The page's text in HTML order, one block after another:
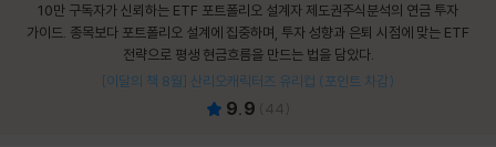
10만 구독자가 신뢰하는 ETF 포트폴리오 설계자 제도권주식분석의 연금 투자
가이드. 종목보다 포트폴리오 설계에 집중하며, 투자 성향과 은퇴 시점에 맞는 ETF
전략으로 평생 현금흐름을 만드는 법을 담았다.
[이달의 책 8월] 산리오캐릭터즈 유리컵 (포인트 차감)
9.9 44